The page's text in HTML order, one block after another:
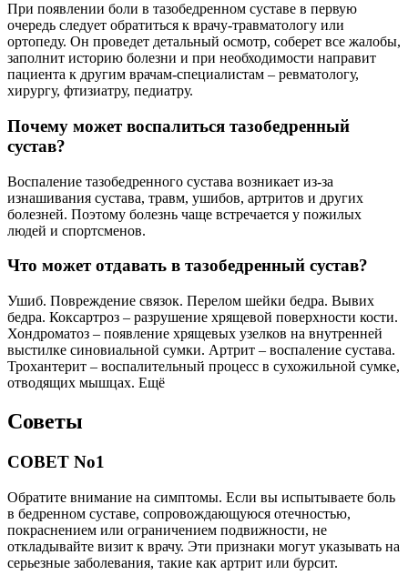
При появлении боли в тазобедренном суставе в первую
очередь следует обратиться к врачу-травматологу или
ортопеду. Он проведет детальный осмотр, соберет все жалобы,
заполнит историю болезни и при необходимости направит
пациента к другим врачам-специалистам – ревматологу,
хирургу, фтизиатру, педиатру.
Почему может воспалиться тазобедренный
сустав?
Воспаление тазобедренного сустава возникает из-за
изнашивания сустава, травм, ушибов, артритов и других
болезней. Поэтому болезнь чаще встречается у пожилых
людей и спортсменов.
Что может отдавать в тазобедренный сустав?
Ушиб. Повреждение связок. Перелом шейки бедра. Вывих
бедра. Коксартроз – разрушение хрящевой поверхности кости.
Хондроматоз – появление хрящевых узелков на внутренней
выстилке синовиальной сумки. Артрит – воспаление сустава.
Трохантерит – воспалительный процесс в сухожильной сумке,
отводящих мышцах. Ещё
Советы
СОВЕТ No1
Обратите внимание на симптомы. Если вы испытываете боль
в бедренном суставе, сопровождающуюся отечностью,
покраснением или ограничением подвижности, не
откладывайте визит к врачу. Эти признаки могут указывать на
серьезные заболевания, такие как артрит или бурсит.